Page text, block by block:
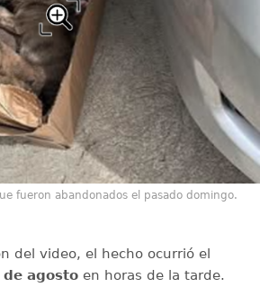
fueron abandonados el pasado domingo.
del video, el hecho ocurrió el
agostoen horas de la tarde.